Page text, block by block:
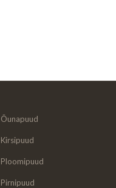
Õunapuud
Kirsipuud
Ploomipuud
Pirnipuud